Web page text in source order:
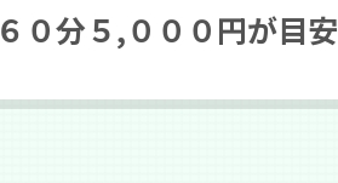
６０分５,０００円が目安